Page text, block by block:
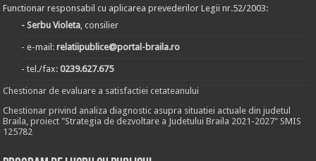
Functionar responsabil cu aplicarea prevederilor Legii nr.52/2003:
- Serbu Violeta, consilier
- e-mail:relatiipublice@portal-braila.ro
- tel./fax:0239.627.675
Chestionar de evaluare a satisfactiei cetateanului
Chestionar privind analiza diagnostic asupra situatiei actuale din judetul
Braila, proiect "Strategia de dezvoltare a Judetului Braila 2021-2027" SMIS
125782